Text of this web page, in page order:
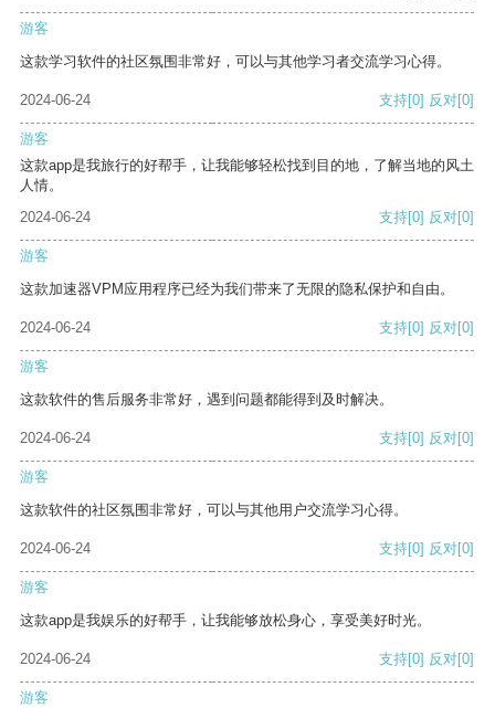
游客
这款学习软件的社区氛围非常好，可以与其他学习者交流学习心得。
2024-06-24 支持[0] 反对[0]
游客
这款app是我旅行的好帮手，让我能够轻松找到目的地，了解当地的风土
人情。
2024-06-24
支持[0] 反对[0]
游客
这款加速器VPM应用程序已经为我们带来了无限的隐私保护和自由。
2024-06-24 支持[0] 反对[0]
游客
这款软件的售后服务非常好，遇到问题都能得到及时解决。
2024-06-24 支持[0] 反对[0]
游客
这款软件的社区氛围非常好，可以与其他用户交流学习心得。
2024-06-24 支持[0] 反对[0]
游客
这款app是我娱乐的好帮手，让我能够放松身心，享受美好时光。
2024-06-24 支持[0] 反对[0]
游客